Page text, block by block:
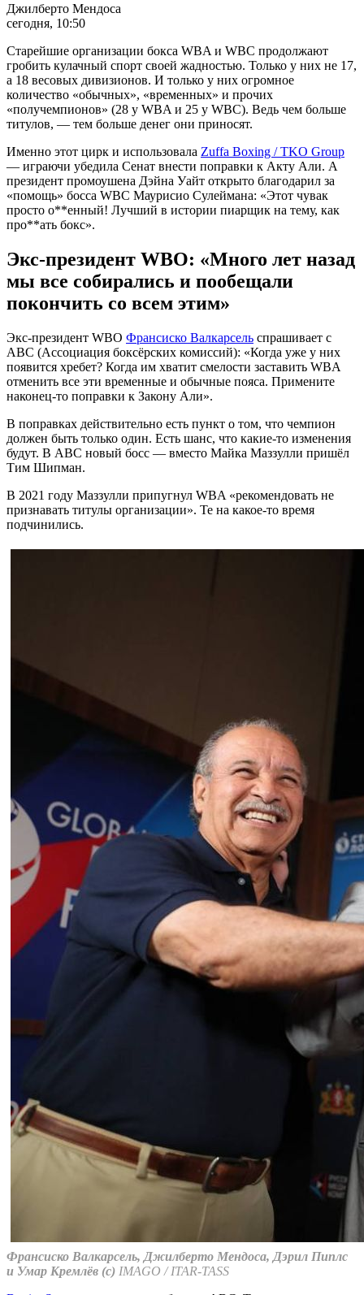
Джилберто Мендоса
сегодня, 10:50
Старейшие организации бокса WBA и WBC продолжают
гробить кулачный спорт своей жадностью. Только у них не 17,
а 18 весовых дивизионов. И только у них огромное
количество «обычных», «временных» и прочих
«получемпионов» (28 у WBA и 25 у WBC). Ведь чем больше
титулов, — тем больше денег они приносят.
Именно этот цирк и использовала Zuffa Boxing / TKO Group
— играючи убедила Сенат внести поправки к Акту Али. А
президент промоушена Дэйна Уайт открыто благодарил за
«помощь» босса WBC Маурисио Сулеймана: «Этот чувак
просто о**енный! Лучший в истории пиарщик на тему, как
про**ать бокс».
Экс-президент WBO: «Много лет назад
мы все собирались и пообещали
покончить со всем этим»
Экс-президент WBO Франсиско Валкарсель спрашивает с
АВС (Ассоциация боксёрских комиссий): «Когда уже у них
появится хребет? Когда им хватит смелости заставить WBA
отменить все эти временные и обычные пояса. Примените
наконец-то поправки к Закону Али».
В поправках действительно есть пункт о том, что чемпион
должен быть только один. Есть шанс, что какие-то изменения
будут. В АВС новый босс — вместо Майка Маззулли пришёл
Тим Шипман.
В 2021 году Маззулли припугнул WBA «рекомендовать не
признавать титулы организации». Те на какое-то время
подчинились.
Франсиско Валкарсель, Джилберто Мендоса, Дэрил Пиплс
и Умар Кремлёв (с) IMAGO / ITAR-TASS